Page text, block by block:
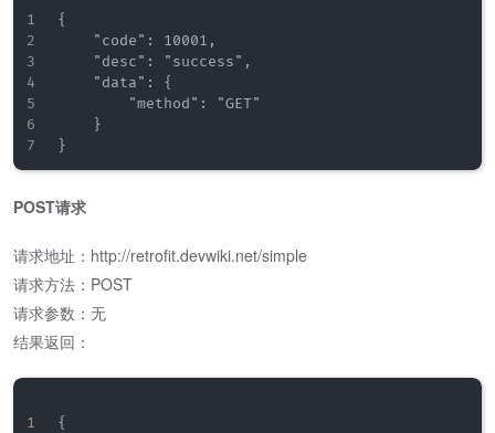
{
    "code": 10001,
    "desc": "success",
    "data": {
        "method": "GET"
    }
POST请求
请求地址：http://retrofit.devwiki.net/simple
请求方法：POST
请求参数：无
结果返回：
{